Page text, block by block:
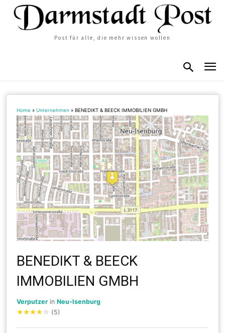
Post für alle, die mehr wissen wollen
Home »Unternehmen »BENEDIKT & BEECK IMMOBILIEN GMBH
BENEDIKT & BEECK
IMMOBILIEN GMBH
Verputzer inNeu-Isenburg
★★★★ ☆ (5)